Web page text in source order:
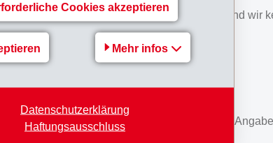
Cookies akzeptieren
Mehr infos
Datenschutzerklärung
Haftungsausschluss
unter info@ems-group.com auffordern und wir
zu abonnieren.
(* zwingend) erforderlich. Die weiteren